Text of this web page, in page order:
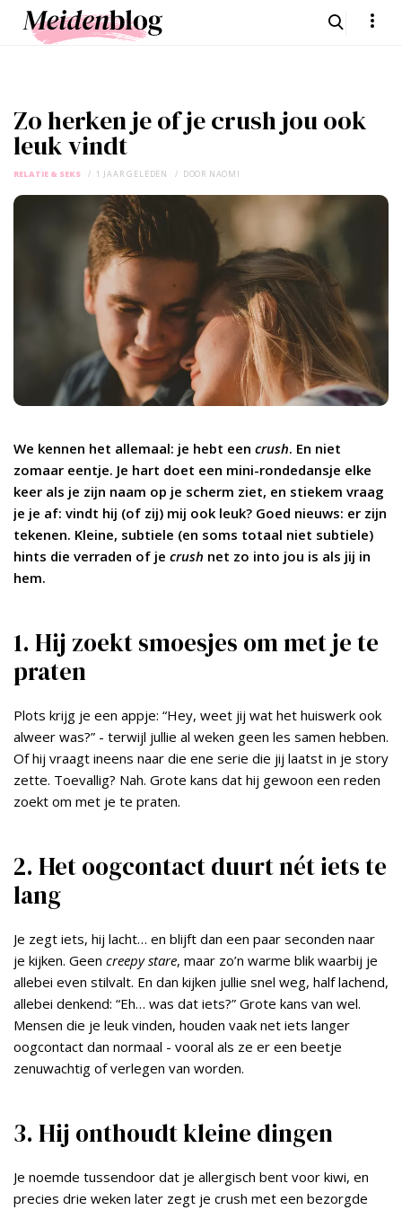
Zo herken je of je crush jou ook
leuk vindt
RELATIE & SEKS 1 JAAR GELEDEN DOOR NAOMI
We kennen het allemaal: je hebt een crush. En niet
zomaar eentje. Je hart doet een mini-rondedansje elke
keer als je zijn naam op je scherm ziet, en stiekem vraag
je je af: vindt hij (of zij) mij ook leuk? Goed nieuws: er zijn
tekenen. Kleine, subtiele (en soms totaal niet subtiele)
hints die verraden of je crush net zo into jou is als jij in
hem.
1. Hij zoekt smoesjes om met je te
praten
Plots krijg je een appje: “Hey, weet jij wat het huiswerk ook
alweer was?” - terwijl jullie al weken geen les samen hebben.
Of hij vraagt ineens naar die ene serie die jij laatst in je story
zette. Toevallig? Nah. Grote kans dat hij gewoon een reden
zoekt om met je te praten.
2. Het oogcontact duurt nét iets te
lang
Je zegt iets, hij lacht… en blijft dan een paar seconden naar
je kijken. Geen creepy stare, maar zo’n warme blik waarbij je
allebei even stilvalt. En dan kijken jullie snel weg, half lachend,
allebei denkend: “Eh… was dat iets?” Grote kans van wel.
Mensen die je leuk vinden, houden vaak net iets langer
oogcontact dan normaal - vooral als ze er een beetje
zenuwachtig of verlegen van worden.
3. Hij onthoudt kleine dingen
Je noemde tussendoor dat je allergisch bent voor kiwi, en
precies drie weken later zegt je crush met een bezorgde